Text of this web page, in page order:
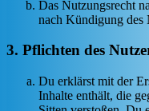
Das Nutzungsrecht
nach Kündigung des
3. Pflichten des
Du erklärst mit der
Inhalte enthält, die